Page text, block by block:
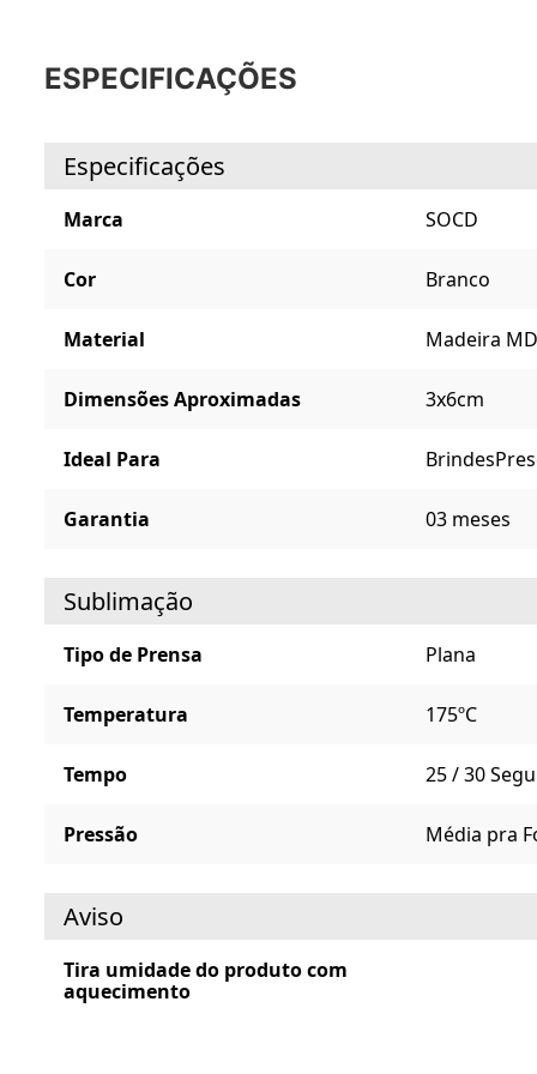
ESPECIFICAÇÕES
Especificações
Marca SOCD
Cor Branco
Material Madeira
Dimensões Aproximadas 3x6cm
Ideal Para Brindes
Garantia 03 meses
Sublimação
Tipo de Prensa Plana
Temperatura 175ºC
Tempo 25 / 30
Pressão Média pra
Aviso
Tira umidade do produto com
aquecimento